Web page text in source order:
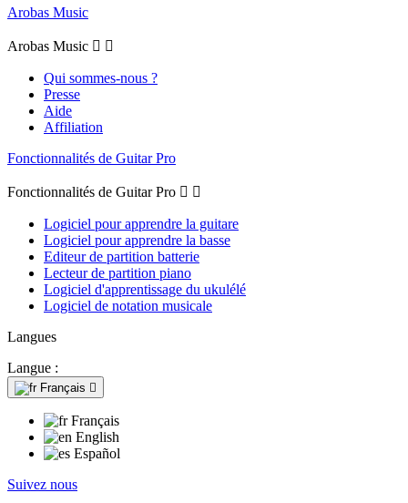
Arobas Music
Arobas Music  
Qui sommes-nous ?
Presse
Aide
Affiliation
Fonctionnalités de Guitar Pro
Fonctionnalités de Guitar Pro  
Logiciel pour apprendre la guitare
Logiciel pour apprendre la basse
Editeur de partition batterie
Lecteur de partition piano
Logiciel d'apprentissage du ukulélé
Logiciel de notation musicale
Langues
Langue :
Français 
Français
English
Español
Suivez nous